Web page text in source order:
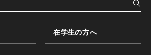
在学生の方へ